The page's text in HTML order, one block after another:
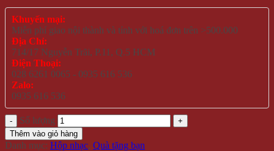
Khuyến mại:
Miễn phí giao nội thành và tỉnh với hoá đơn trên >500.000
Địa Chỉ:
714/17 Nguyễn Trãi, P.11, Q.5 HCM
Điện Thoại:
028 6261 0065 - 0935 616 536
Zalo:
0935 616 536
Số lượng
Thêm vào giỏ hàng
Danh mục: Hộp nhạc, Quà tặng bạn